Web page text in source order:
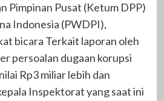
Pimpinan Pusat (Ketum DPP)
Indonesia (PWDPI),
bicara Terkait laporan oleh
persoalan dugaan korupsi
Rp3 miliar lebih dan
Inspektorat yang saat ini